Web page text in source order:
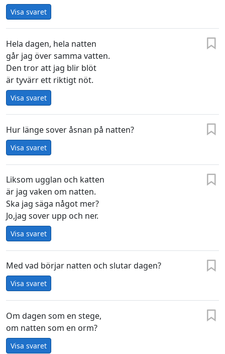
Visa svaret
Hela dagen, hela natten
går jag över samma vatten.
Den tror att jag blir blöt
är tyvärr ett riktigt nöt.
Visa svaret
Hur länge sover åsnan på natten?
Visa svaret
Liksom ugglan och katten
är jag vaken om natten.
Ska jag säga något mer?
Jo,jag sover upp och ner.
Visa svaret
Med vad börjar natten och slutar dagen?
Visa svaret
Om dagen som en stege,
om natten som en orm?
Visa svaret